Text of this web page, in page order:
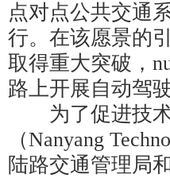
点对点公共交通
行。在该愿景的
取得重大突破，
路上开展自动驾
为了促进技术
（Nanyang
陆路交通管理局